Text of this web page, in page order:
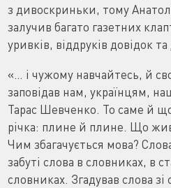
з дивоскриньки, тому
залучив багато газетних
уривкiв, вiддрукiв довiдок та
«… і чужому навчайтесь, й
заповiдав нам, українцям,
Тарас Шевченко. То саме й
рiчка: плине й плине. Що
Чим збагачується мова?
забутi слова в словниках, в
словниках. Згадував слова